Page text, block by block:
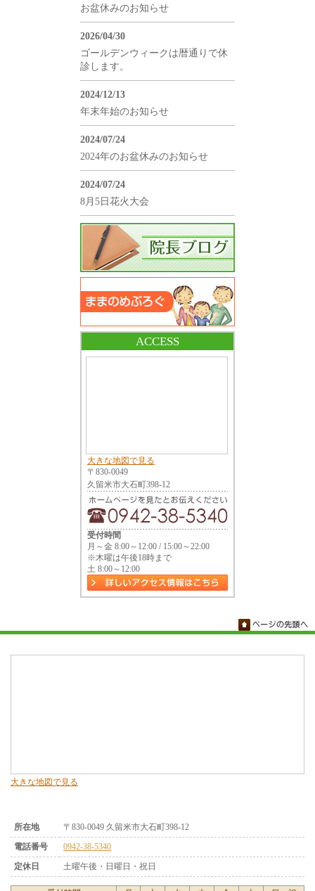
お盆休みのお知らせ
2026/04/30
ゴールデンウィークは暦通りで休
診します。
2024/12/13
年末年始のお知らせ
2024/07/24
2024年のお盆休みのお知らせ
2024/07/24
8月5日花火大会
ACCESS
大きな地図で見る
〒830-0049
久留米市大石町398-12
受付時間
月～金 8:00～12:00 / 15:00～22:00
※木曜は午後18時まで
土 8:00～12:00
大きな地図で見る
所在地
〒830-0049 久留米市大石町398-12
電話番号
0942-38-5340
定休日
土曜午後・日曜日・祝日